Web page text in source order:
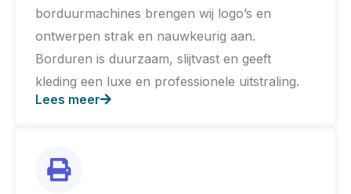
borduurmachines brengen wij logo’s en
ontwerpen strak en nauwkeurig aan.
Borduren is duurzaam, slijtvast en geeft
kleding een luxe en professionele uitstraling.
Lees meer